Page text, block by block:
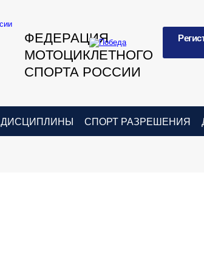
ФЕДЕРАЦИЯ
МОТОЦИКЛЕТНОГО
СПОРТА РОССИИ
ДИСЦИПЛИНЫ СПОРТ РАЗРЕШЕНИЯ